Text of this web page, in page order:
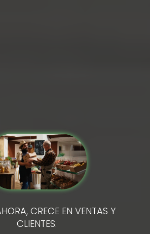
CRECE EN VENTAS Y
CLIENTES.